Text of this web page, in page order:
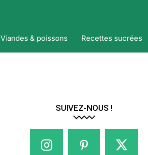
Viandes & poissons Recettes sucrées
SUIVEZ-NOUS !